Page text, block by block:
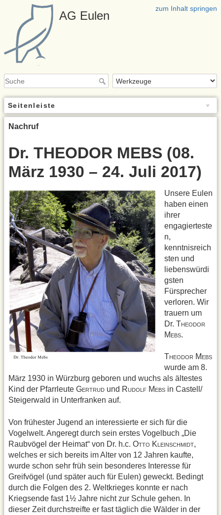
zum Inhalt springen
AG Eulen
Seitenleiste
Nachruf
Dr. THEODOR MEBS (08.
März 1930 – 24. Juli 2017)
Unsere Eulen
haben einen
ihrer
engagierteste
n,
kenntnisreich
sten und
liebenswürdi
gsten
Fürsprecher
verloren. Wir
trauern um
Dr. THEODOR
M EBS.
THEODOR M EBS
wurde am 8.
März 1930 in Würzburg geboren und wuchs als ältestes
Kind der Pfarrleute GERTRUD und RUDOLF M EBS in Castell/
Steigerwald in Unterfranken auf.
Von frühester Jugend an interessierte er sich für die
Vogelwelt. Angeregt durch sein erstes Vogelbuch „Die
Raubvögel der Heimat“ von Dr. h.c. OTTO KLEINSCHMIDT,
welches er sich bereits im Alter von 12 Jahren kaufte,
wurde schon sehr früh sein besonderes Interesse für
Greifvögel (und später auch für Eulen) geweckt. Bedingt
durch die Folgen des 2. Weltkrieges konnte er nach
Kriegsende fast 1½ Jahre nicht zur Schule gehen. In
dieser Zeit durchstreifte er fast täglich die Wälder in der